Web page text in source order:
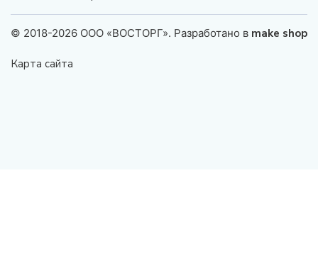
© 2018-2026 ООО «ВОСТОРГ». Разработано в make shop
Карта сайта